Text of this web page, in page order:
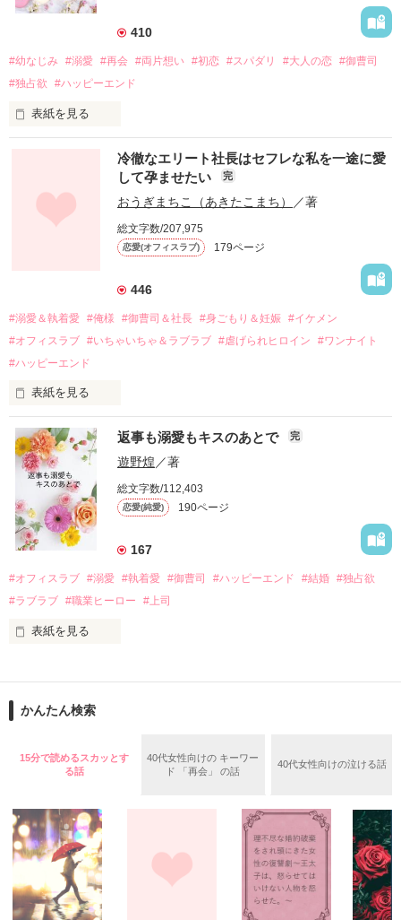
410
#幼なじみ #溺愛 #再会 #両片想い #初恋 #スパダリ #大人の恋 #御曹司
#独占欲
#ハッピーエンド
表紙を見る
幼なじみの哲平に淡い恋心を抱いていた美桜。
しかし、ある出来事をきっかけに二人の関係は壊れてしまう。
関係修復もできないまま、美桜は両親の離婚によって
引っ越すことになり、哲平とも離れ離れになった。
それから約十二年後。
過去の傷から、二度と会いたくないと思っていた哲平に
運命のような再会を果たす。
酔った勢いで一夜を共にしてしまった。
さらに、美桜が初めてだと知った哲平は
『責任をとる、結婚しよう』と真っ直ぐに告げてきた。
戸惑う美桜とは裏腹に、好きという気持ちを隠すことなく
甘やかしてくる。
そんなある日、哲平は美桜がストーカー被害に
遭っていることを知る。
美桜を守るため、哲平は同居を提案してきて――。
夏木美桜(なつきみお)
鳴海哲平 (なるみてっぺい)
2026.6.5～2026.7.25
＊以前、公開していた話の改稿版です＊
作品を読む
冷徹なエリート社長はセフレな私を一途に愛
して孕ませたい
完
おうぎまちこ（あきたこまち） ／著
総文字数/207,975
恋愛(オフィスラブ) 179ページ
446
#溺愛＆執着愛 #俺様 #御曹司＆社長 #身ごもり＆妊娠 #イケメン
#オフィスラブ #いちゃいちゃ＆ラブラブ #虐げられヒロイン
#ワンナイト
#ハッピーエンド
表紙を見る
おかしな噂を流されて前の職場でうまくいかなかった梅田美
桜は、海外で傷心旅行をしていたところ、日本人美青年と出会
い、酒の勢いもあり一夜限りの関係となる。
帰国後、美桜は新しい職場でワンナイトした美青年と再会。
なんと彼の正体は、とある財閥御曹司にも関わらず、一族を離
れて起業した新進気鋭の実業家、社内でも冷徹だと評判な社長
――御影恭司その人だったのだ――！
なぜか恭司から飼い猫の世話係を命じられた美桜は、猫の世
の関係となってしまい――？
返事も溺愛もキスのあとで 完
遊野煌／著
総文字数/112,403
恋愛(純愛) 190ページ
167
#オフィスラブ #溺愛 #執着愛 #御曹司 #ハッピーエンド #結婚 #独占欲
#ラブラブ #職業ヒーロー #上司
表紙を見る
ションの企画戦略室で働いている。
めた、同期で恋人の石垣守（26）がいるのだが、後輩の姫原由
いた。
守と由羅から『便利屋雛子』と馬鹿にされ、一人こっそり泣い
た上、同居まで提案してきて──？
鷹哉『宜しくな、俺の雛子』🦅
雛子『俺の……ひぃ、雛子？！！！』🐥
シゴデキで冷徹な上司が見せる素顔は、なぜか想像以上に甘く
かんたん検索
15分で読めるスカッとす
る話
40代女性向けの キーワー
ド 「再会」 の話
40代女性向けの泣ける話